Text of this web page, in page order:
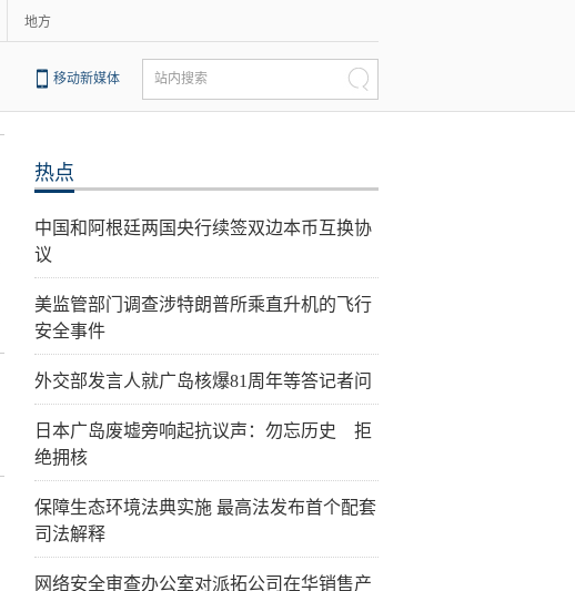
地方
移动新媒体 站内搜索
热点
中国和阿根廷两国央行续签双边本币互换协
议
美监管部门调查涉特朗普所乘直升机的飞行
安全事件
外交部发言人就广岛核爆81周年等答记者问
日本广岛废墟旁响起抗议声：勿忘历史 拒
绝拥核
保障生态环境法典实施 最高法发布首个配套
司法解释
网络安全审查办公室对派拓公司在华销售产